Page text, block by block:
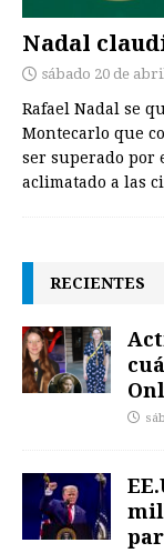
Nadal
sábado 20 de
Rafael Nadal se
Montecarlo que
ser superado por
aclimatado a las
RECIENTES